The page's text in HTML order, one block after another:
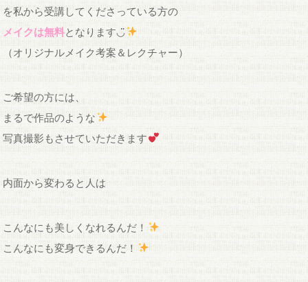
を私から受講してくださっている方の
メイクは無料となります◡̈
（オリジナルメイク考案＆レクチャー）
ご希望の方には、
まるで作品のような
写真撮影もさせていただきます
内面から変わると人は
こんなにも美しくなれるんだ！
こんなにも変身できるんだ！